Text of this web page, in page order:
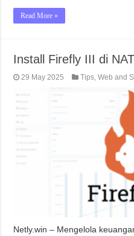
Read More »
Install Firefly III di
29 May 2025 Tips,Web and
Netly.win – Mengelola